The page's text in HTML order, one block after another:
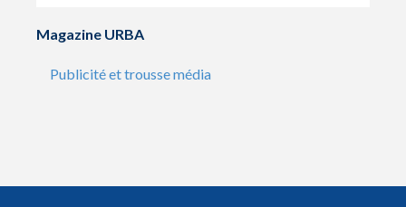
Magazine URBA
Publicité et trousse média